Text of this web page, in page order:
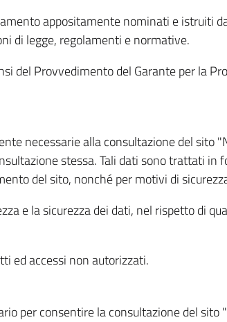
appositamente nominati e istruiti
di legge, regolamenti e normative.
del Provvedimento del Garante per la
necessarie alla consultazione del sito
stessa. Tali dati sono trattati in
del sito, nonché per motivi di
e la sicurezza dei dati, nel rispetto di
ed accessi non autorizzati.
per consentire la consultazione del sito